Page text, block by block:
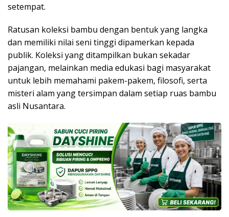
setempat.
Ratusan koleksi bambu dengan bentuk yang langka
dan memiliki nilai seni tinggi dipamerkan kepada
publik. Koleksi yang ditampilkan bukan sekadar
pajangan, melainkan media edukasi bagi masyarakat
untuk lebih memahami pakem-pakem, filosofi, serta
misteri alam yang tersimpan dalam setiap ruas bambu
asli Nusantara.